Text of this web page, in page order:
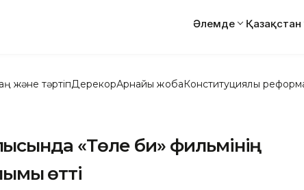
Әлемде Қазақстан
және тәртіпДерекқорАрнайы жобаКонституциялық
«Төле би» фильмінің
өтті